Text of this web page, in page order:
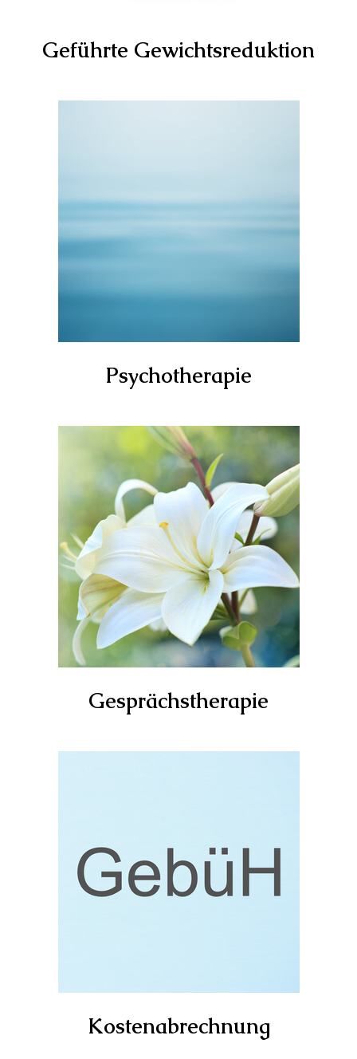
Geführte Gewichtsreduktion
Psychotherapie
Gesprächstherapie
Kostenabrechnung